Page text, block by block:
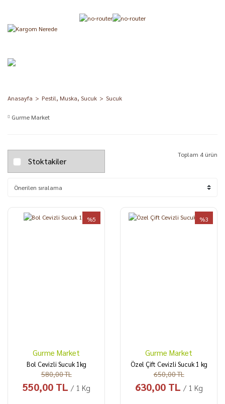
Anasayfa Pestil, Muska, Sucuk Sucuk
Gurme Market
Stoktakiler
Toplam 4 ürün
%5
Gurme Market
Bol Cevizli Sucuk 1kg
580,00 TL
550,00 TL / 1 Kg
%3
Gurme Market
Özel Çift Cevizli Sucuk 1 kg
650,00 TL
630,00 TL / 1 Kg